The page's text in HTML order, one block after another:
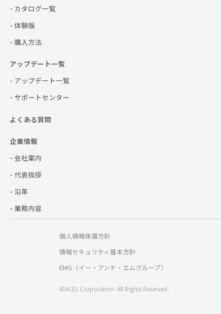
- カタログ一覧
- 体験版
- 購入方法
アップデート一覧
- アップデート一覧
- サポートセンター
よくある質問
企業情報
- 会社案内
- 代表挨拶
- 沿革
- 業務内容
個人情報保護方針
情報セキュリティ基本方針
EMG（イー・アンド・エムグループ）